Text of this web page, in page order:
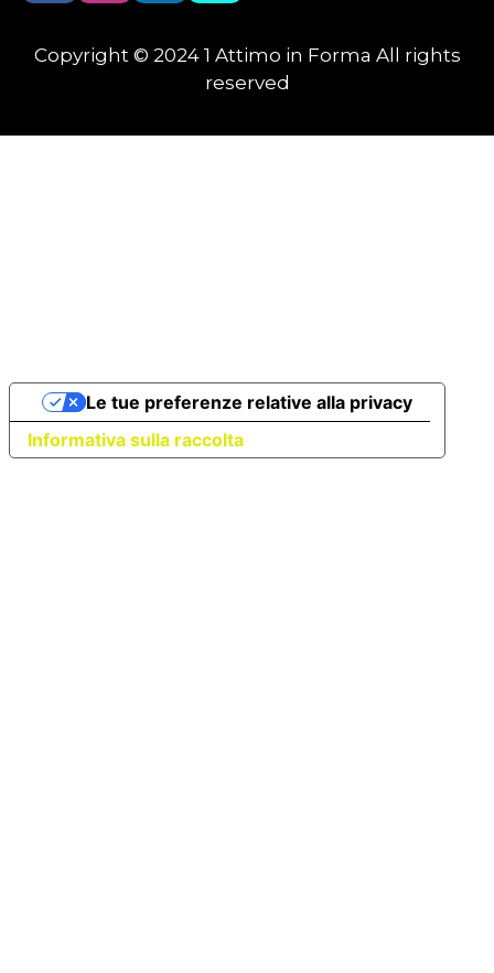
Copyright © 2024 1 Attimo in Forma All rights
reserved
Informativa sulla raccolta
Le tue preferenze relative alla privacy